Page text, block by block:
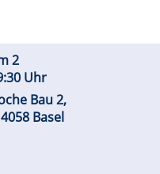
2
Uhr
Bau 2,
Basel